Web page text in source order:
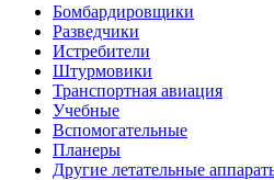
Бомбардировщики
Разведчики
Истребители
Штурмовики
Транспортная авиация
Учебные
Вспомогательные
Планеры
Другие летательные